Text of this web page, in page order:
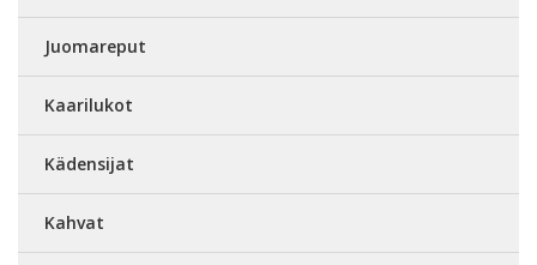
Juomareput
Kaarilukot
Kädensijat
Kahvat